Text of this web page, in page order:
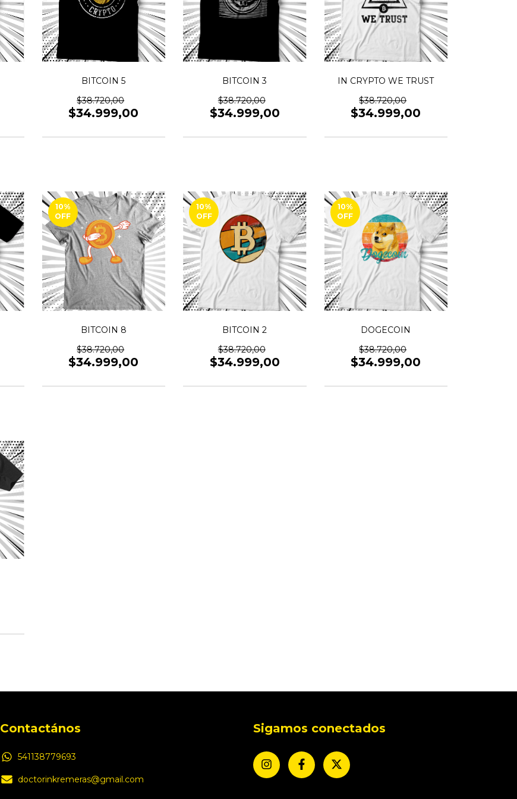
BITCOIN 5
$38.720,00
$34.999,00
BITCOIN 3
$38.720,00
$34.999,00
IN CRYPTO WE TRUST
$38.720,00
$34.999,00
10%
OFF
BITCOIN 8
$38.720,00
$34.999,00
10%
OFF
BITCOIN 2
$38.720,00
$34.999,00
10%
OFF
DOGECOIN
$38.720,00
$34.999,00
Contactános
541138779693
doctorinkremeras@gmail.com
Sigamos conectados